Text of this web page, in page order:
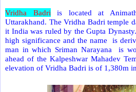
Vridha Badri
is located at
Uttarakhand. The Vridha Badri temple
it India was ruled by the Gupta
high significance and the name is
man in which Sriman Narayana is
ahead of the Kalpeshwar Mahadev
elevation of Vridha Badri is of 1,380m